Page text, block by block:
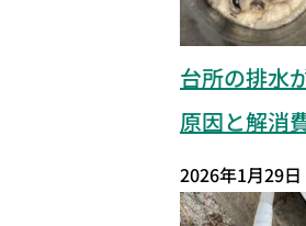
台所の排水
原因と解消
2026年1月29日